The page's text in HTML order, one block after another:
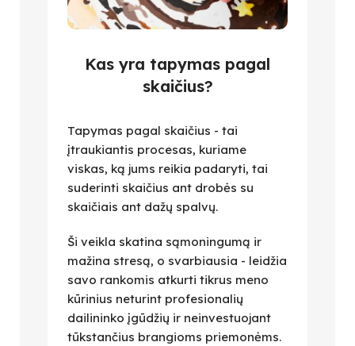
Kas yra tapymas pagal
skaičius?
Tapymas pagal skaičius - tai
įtraukiantis procesas, kuriame
viskas, ką jums reikia padaryti, tai
suderinti skaičius ant drobės su
skaičiais ant dažų spalvų.
Ši veikla skatina sąmoningumą ir
mažina stresą, o svarbiausia - leidžia
savo rankomis atkurti tikrus meno
kūrinius neturint profesionalių
dailininko įgūdžių ir neinvestuojant
tūkstančius brangioms priemonėms.